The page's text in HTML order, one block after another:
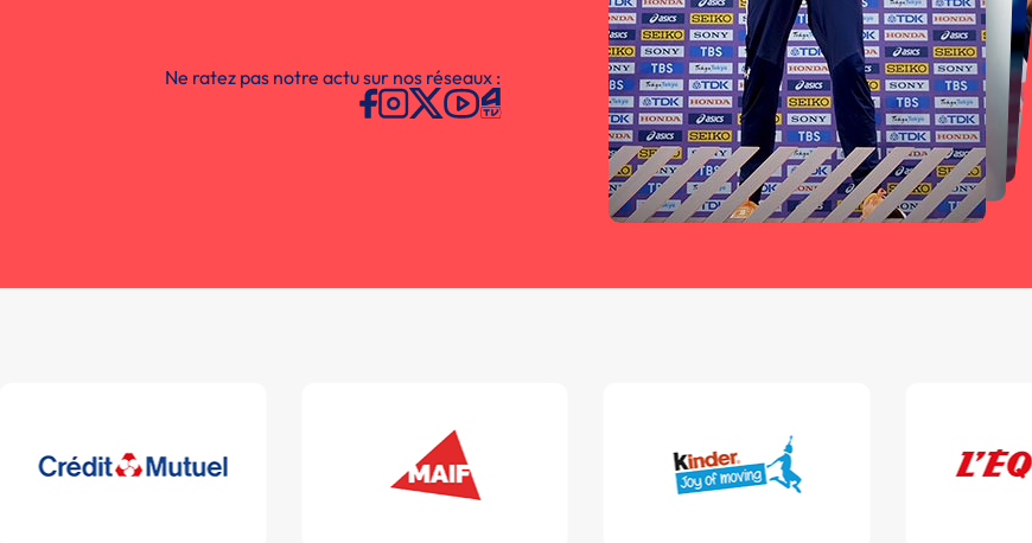
Ne ratez pas notre actu sur nos réseaux :